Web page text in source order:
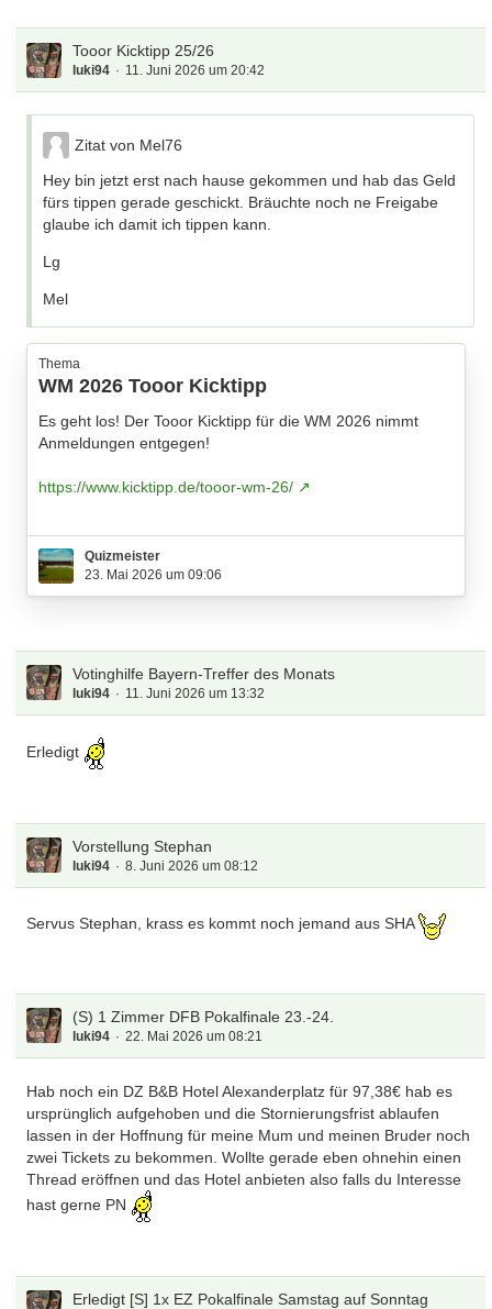
Tooor Kicktipp 25/26
luki94 11. Juni 2026 um 20:42
Zitat von Mel76
Hey bin jetzt erst nach hause gekommen und hab das Geld
fürs tippen gerade geschickt. Bräuchte noch ne Freigabe
glaube ich damit ich tippen kann.
Lg
Mel
Thema
WM 2026 Tooor Kicktipp
Es geht los! Der Tooor Kicktipp für die WM 2026 nimmt
Anmeldungen entgegen!
https://www.kicktipp.de/tooor-wm-26/
Ihr müsst euch mit eurem Tooor Namen anmelden.
In dieser Freischaltung erhaltet Ihr von mir die
Zahlungsdaten
Eine Verrechnung mit dem Bundesliga Kicktipp ist
nicht möglich
…
Quizmeister
23. Mai 2026 um 09:06
Votinghilfe Bayern-Treffer des Monats
luki94 11. Juni 2026 um 13:32
Erledigt
Vorstellung Stephan
luki94 8. Juni 2026 um 08:12
Servus Stephan, krass es kommt noch jemand aus SHA
(S) 1 Zimmer DFB Pokalfinale 23.-24.
luki94 22. Mai 2026 um 08:21
Hab noch ein DZ B&B Hotel Alexanderplatz für 97,38€ hab es
ursprünglich aufgehoben und die Stornierungsfrist ablaufen
lassen in der Hoffnung für meine Mum und meinen Bruder noch
zwei Tickets zu bekommen. Wollte gerade eben ohnehin einen
Thread eröffnen und das Hotel anbieten also falls du Interesse
hast gerne PN
Erledigt [S] 1x EZ Pokalfinale Samstag auf Sonntag